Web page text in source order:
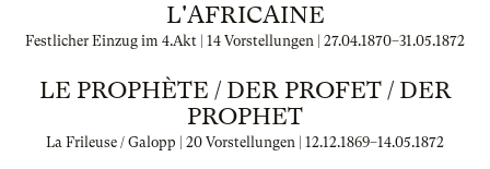
L'AFRICAINE
Festlicher Einzug im 4.Akt | 14 Vorstellungen | 27.04.1870–31.05.1872
LE PROPHÈTE / DER PROFET / DER
PROPHET
La Frileuse / Galopp | 20 Vorstellungen | 12.12.1869–14.05.1872